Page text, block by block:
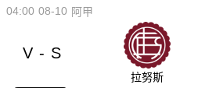
08-10
04:00 阿甲
V - S
拉努斯